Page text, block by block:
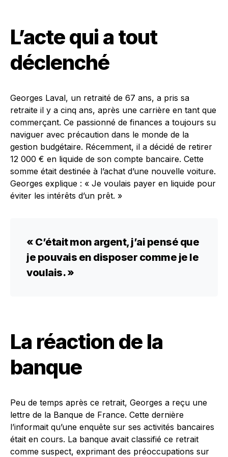
L’acte qui a tout
déclenché
Georges Laval, un retraité de 67 ans, a pris sa
retraite il y a cinq ans, après une carrière en tant que
commerçant. Ce passionné de finances a toujours su
naviguer avec précaution dans le monde de la
gestion budgétaire. Récemment, il a décidé de retirer
12 000 € en liquide de son compte bancaire. Cette
somme était destinée à l’achat d’une nouvelle voiture.
Georges explique : « Je voulais payer en liquide pour
éviter les intérêts d’un prêt. »
« C’était mon argent, j’ai pensé que
je pouvais en disposer comme je le
voulais. »
La réaction de la
banque
Peu de temps après ce retrait, Georges a reçu une
lettre de la Banque de France. Cette dernière
l’informait qu’une enquête sur ses activités bancaires
était en cours. La banque avait classifié ce retrait
comme suspect, exprimant des préoccupations sur